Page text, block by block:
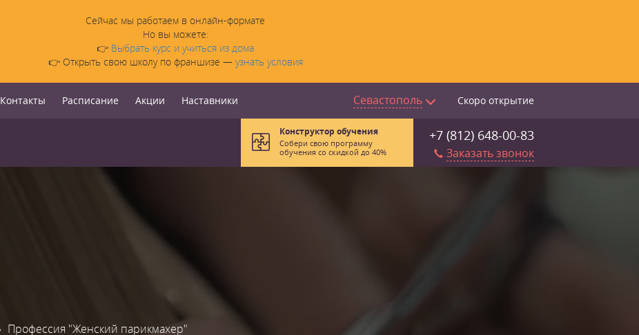
Сейчас мы работаем в онлайн-формате
Но вы можете:
👉 Выбрать курс и учиться из дома
👉 Открыть свою школу по франшизе — узнать условия
Контакты Расписание Акции Наставники Севастополь Скоро открытие
+7 (812) 648-00-83
Заказать звонок
Конструктор обучения
Собери свою программу
обучения со скидкой до 40%
Профессия "Женский парикмахер"